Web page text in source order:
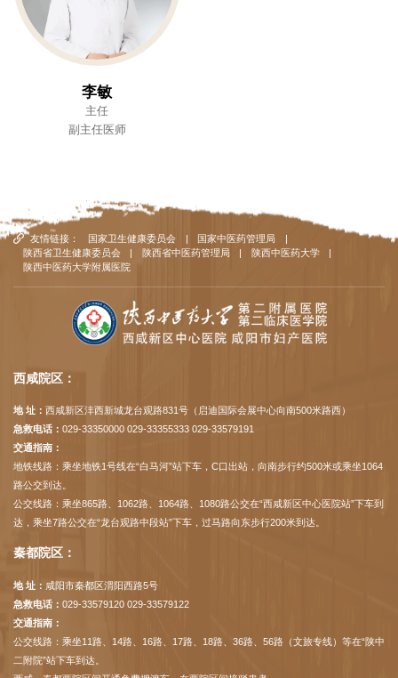
李敏
主任
副主任医师
友情链接： 国家卫生健康委员会 | 国家中医药管理局
|
陕西省卫生健康委员会
| 陕西省中医药管理局 | 陕西中医药大学
|
陕西中医药大学附属医院
西咸院区：
地 址： 西咸新区沣西新城龙台观路831号（启迪国际会展中心向南500米路西）
急救电话： 029-33350000 029-33355333 029-33579191
交通指南：
地铁线路：乘坐地铁1号线在“白马河”站下车，C口出站，向南步行约500米或乘坐1064
路公交到达。
公交线路：乘坐865路、1062路、1064路、1080路公交在“西咸新区中心医院站”下车到
达，乘坐7路公交在“龙台观路中段站”下车，过马路向东步行200米到达。
秦都院区：
地 址： 咸阳市秦都区渭阳西路5号
急救电话： 029-33579120 029-33579122
交通指南：
公交线路：乘坐11路、14路、16路、17路、18路、36路、56路（文旅专线）等在“陕中
二附院”站下车到达。